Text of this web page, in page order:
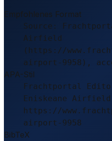
Empfohlenes Format
Source:
Airfield
(https://
airport-9958),
APA-Stil
Frachtportal
Eniskeane
https://
airport-9958
BibTeX